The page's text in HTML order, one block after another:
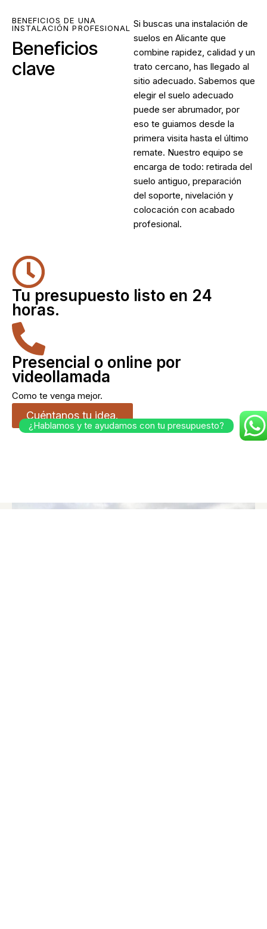
BENEFICIOS DE UNA
INSTALACIÓN PROFESIONAL
Beneficios
clave
Si buscas una instalación de
suelos en Alicante que
combine rapidez, calidad y un
trato cercano, has llegado al
sitio adecuado. Sabemos que
elegir el suelo adecuado
puede ser abrumador, por
eso te guiamos desde la
primera visita hasta el último
remate. Nuestro equipo se
encarga de todo: retirada del
suelo antiguo, preparación
del soporte, nivelación y
colocación con acabado
profesional.
Tu presupuesto listo en 24
horas.
Presencial o online por
videollamada
Como te venga mejor.
Cuéntanos tu idea.
¿Hablamos y te ayudamos con tu presupuesto?